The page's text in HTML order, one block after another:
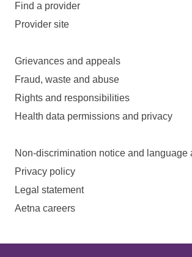
Find a provider
Provider site
Grievances and appeals
Fraud, waste and abuse
Rights and responsibilities
Health data permissions and privacy
Non-discrimination notice and language
Privacy policy
Legal statement
Aetna careers